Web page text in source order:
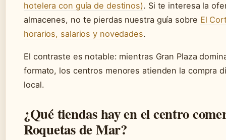
hotelera con guía de destinos). Si te interesa la
almacenes, no te pierdas nuestra guía sobre El
horarios, salarios y novedades.
El contraste es notable: mientras Gran Plaza
formato, los centros menores atienden la compra
local.
¿Qué tiendas hay en el centro
Roquetas de Mar?